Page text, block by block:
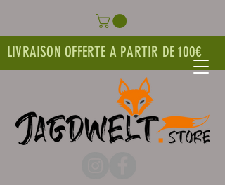
LIVRAISON OFFERTE A PARTIR DE 100€